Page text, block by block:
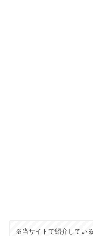
※当サイトで紹介してい